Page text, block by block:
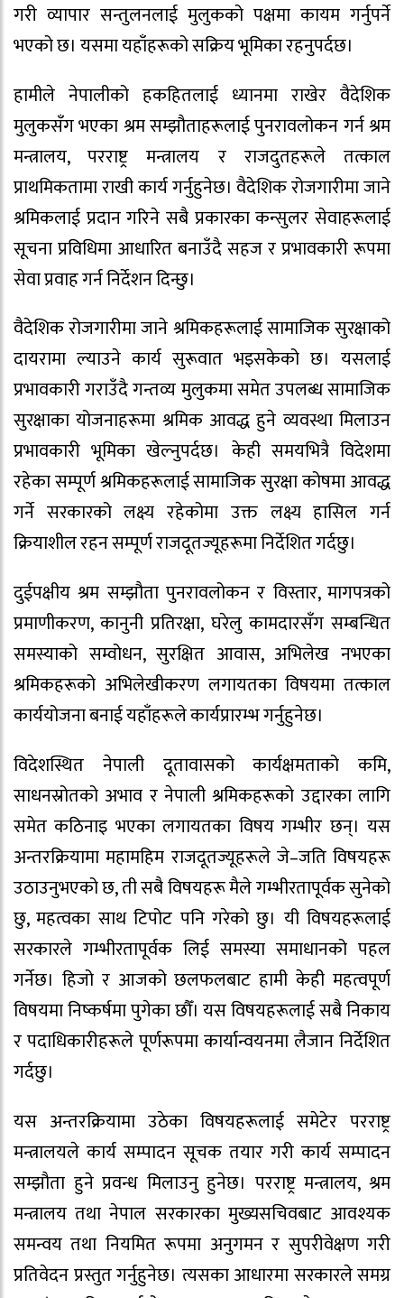
गरी व्यापार सन्तुलनलाई मुलुकको पक्षमा कायम गर्नुपर्ने
भएको छ। यसमा यहाँहरूको सक्रिय भूमिका रहनुपर्दछ।
हामीले नेपालीको हकहितलाई ध्यानमा राखेर वैदेशिक
मुलुकसँग भएका श्रम सम्झौताहरूलाई पुनरावलोकन गर्न श्रम
मन्त्रालय, परराष्ट्र मन्त्रालय र राजदुतहरूले तत्काल
प्राथमिकतामा राखी कार्य गर्नुहुनेछ। वैदेशिक रोजगारीमा जाने
श्रमिकलाई प्रदान गरिने सबै प्रकारका कन्सुलर सेवाहरूलाई
सूचना प्रविधिमा आधारित बनाउँदै सहज र प्रभावकारी रूपमा
सेवा प्रवाह गर्न निर्देशन दिन्छु।
वैदेशिक रोजगारीमा जाने श्रमिकहरूलाई सामाजिक सुरक्षाको
दायरामा ल्याउने कार्य सुरूवात भइसकेको छ। यसलाई
प्रभावकारी गराउँदै गन्तव्य मुलुकमा समेत उपलब्ध सामाजिक
सुरक्षाका योजनाहरूमा श्रमिक आवद्ध हुने व्यवस्था मिलाउन
प्रभावकारी भूमिका खेल्नुपर्दछ। केही समयभित्रै विदेशमा
रहेका सम्पूर्ण श्रमिकहरूलाई सामाजिक सुरक्षा कोषमा आवद्ध
गर्ने सरकारको लक्ष्य रहेकोमा उक्त लक्ष्य हासिल गर्न
क्रियाशील रहन सम्पूर्ण राजदूतज्यूहरूमा निर्देशित गर्दछु।
दुईपक्षीय श्रम सम्झौता पुनरावलोकन र विस्तार, मागपत्रको
प्रमाणीकरण, कानुनी प्रतिरक्षा, घरेलु कामदारसँग सम्बन्धित
समस्याको सम्वोधन, सुरक्षित आवास, अभिलेख नभएका
श्रमिकहरूको अभिलेखीकरण लगायतका विषयमा तत्काल
कार्ययोजना बनाई यहाँहरूले कार्यप्रारम्भ गर्नुहुनेछ।
विदेशस्थित नेपाली दूतावासको कार्यक्षमताको कमि,
साधनस्रोतको अभाव र नेपाली श्रमिकहरूको उद्दारका लागि
समेत कठिनाइ भएका लगायतका विषय गम्भीर छन्। यस
अन्तरक्रियामा महामहिम राजदूतज्यूहरूले जे–जति विषयहरू
उठाउनुभएको छ, ती सबै विषयहरू मैले गम्भीरतापूर्वक सुनेको
छु, महत्वका साथ टिपोट पनि गरेको छु। यी विषयहरूलाई
सरकारले गम्भीरतापूर्वक लिई समस्या समाधानको पहल
गर्नेछ। हिजो र आजको छलफलबाट हामी केही महत्वपूर्ण
विषयमा निष्कर्षमा पुगेका छौँ। यस विषयहरूलाई सबै निकाय
र पदाधिकारीहरूले पूर्णरूपमा कार्यान्वयनमा लैजान निर्देशित
गर्दछु।
यस अन्तरक्रियामा उठेका विषयहरूलाई समेटेर परराष्ट्र
मन्त्रालयले कार्य सम्पादन सूचक तयार गरी कार्य सम्पादन
सम्झौता हुने प्रवन्ध मिलाउनु हुनेछ। परराष्ट्र मन्त्रालय, श्रम
मन्त्रालय तथा नेपाल सरकारका मुख्यसचिवबाट आवश्यक
समन्वय तथा नियमित रूपमा अनुगमन र सुपरीवेक्षण गरी
प्रतिवेदन प्रस्तुत गर्नुहुनेछ। त्यसका आधारमा सरकारले समग्र